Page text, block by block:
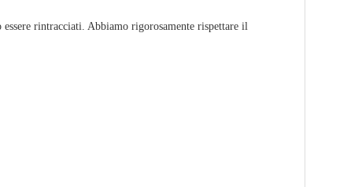
rintracciati. Abbiamo rigorosamente rispettare il